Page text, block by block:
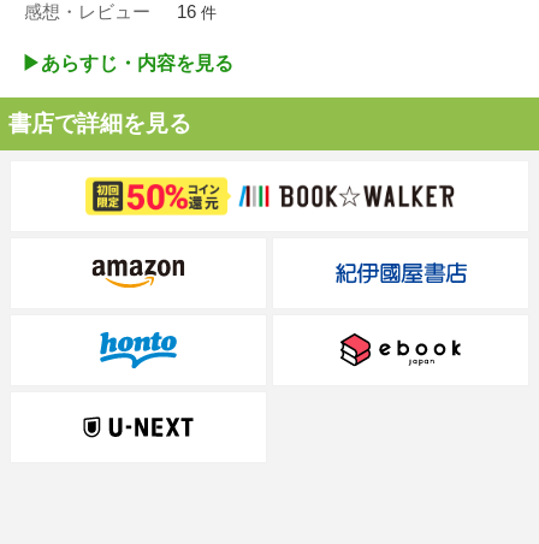
感想・レビュー 16 件
▶︎あらすじ・内容を見る
書店で詳細を見る